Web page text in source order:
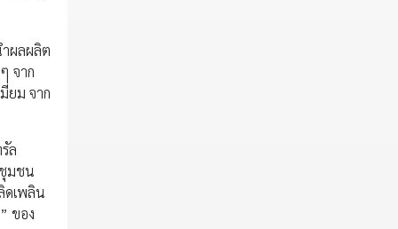
ำผลผลิต
จาก
ยม จาก
ล
มชน
ดเพลิน
ของ